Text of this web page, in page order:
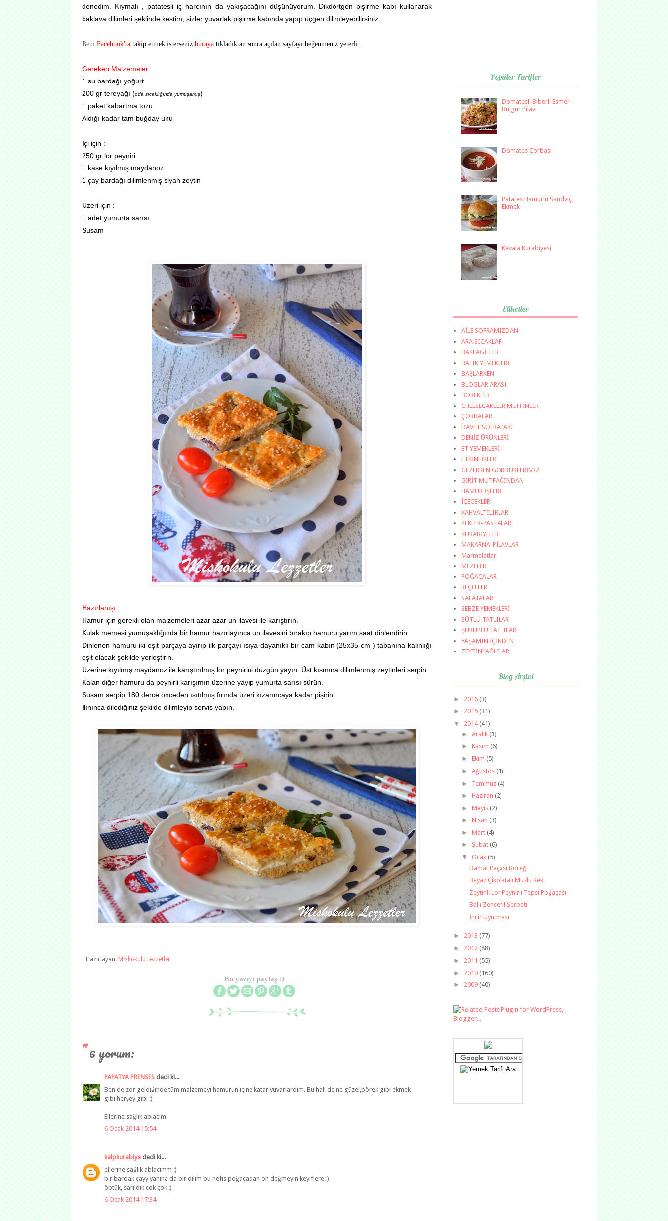
denedim. Kıymalı , patatesli iç harcının da yakışacağını düşünüyorum. Dikdörtgen pişirme kabı kullanarak
baklava dilimleri şeklinde kestim, sizler yuvarlak pişirme kabında yapıp üçgen dilimleyebilirsiniz.
Beni Facebook'ta takip etmek isterseniz buraya tıkladıktan sonra açılan sayfayı beğenmeniz yeterli...
Gereken Malzemeler:
1 su bardağı yoğurt
200 gr tereyağı (oda sıcaklığında yumuşamış)
1 paket kabartma tozu
Aldığı kadar tam buğday unu
İçi için :
250 gr lor peyniri
1 kase kıyılmış maydanoz
1 çay bardağı dilimlenmiş siyah zeytin
Üzeri için :
1 adet yumurta sarısı
Susam
Hazırlanışı :
Hamur için gerekli olan malzemeleri azar azar un ilavesi ile karıştırın.
Kulak memesi yumuşaklığında bir hamur hazırlayınca un ilavesini bırakıp hamuru yarım saat dinlendirin.
Dinlenen hamuru iki eşit parçaya ayırıp ilk parçayı ısıya dayanıklı bir cam kabın (25x35 cm ) tabanına kalınlığı
eşit olacak şekilde yerleştirin.
Üzerine kıyılmış maydanoz ile karıştırılmış lor peynirini düzgün yayın. Üst kısmına dilimlenmiş zeytinleri serpin.
Kalan diğer hamuru da peynirli karışımın üzerine yayıp yumurta sarısı sürün.
Susam serpip 180 derce önceden ısıtılmış fırında üzeri kızarıncaya kadar pişirin.
Ilınınca dilediğiniz şekilde dilimleyip servis yapın.
Hazırlayan: Miskokulu Lezzetler
Bu yazıyı paylaş :)
6 yorum:
PAPATYA PRENSES dedi ki...
Ben de zor geldiğinde tüm malzemeyi hamurun içine katar yuvarlardım. Bu hali de ne güzel,börek gibi ekmek
gibi herşey gibi :)
Ellerine sağlık ablacım.
6 Ocak 2014 15:54
kalpkurabiye dedi ki...
ellerine sağlık ablacımm :)
bir bardak çayy yanına da bir dilim bu nefis poğaçadan oh değmeyin keyiflere: )
öptük, sarıldık çok çok :)
6 Ocak 2014 17:34
Popüler Tarifler
Domatesli Biberli Esmer
Bulgur Pilavı
Domates Çorbası
Patates Hamurlu Sandviç
Ekmek
Kavala Kurabiyesi
Etiketler
AİLE SOFRAMIZDAN
ARA SICAKLAR
BAKLAGİLLER
BALIK YEMEKLERİ
BAŞLARKEN
BLOGLAR ARASI
BÖREKLER
CHEESECAKELER;MUFFİNLER
ÇORBALAR
DAVET SOFRALARI
DENİZ ÜRÜNLERİ
ET YEMEKLERİ
ETKİNLİKLER
GEZERKEN GÖRDÜKLERİMİZ
GİRİT MUTFAĞINDAN
HAMUR İŞLERİ
İÇECEKLER
KAHVALTILIKLAR
KEKLER-PASTALAR
KURABİYELER
MAKARNA-PİLAVLAR
Marmelatlar
MEZELER
POĞAÇALAR
REÇELLER
SALATALAR
SEBZE YEMEKLERİ
SÜTLÜ TATLILAR
ŞURUPLU TATLILAR
YAŞAMIN İÇİNDEN
ZEYTİNYAĞLILAR
Blog Arşivi
► 2016 (3)
► 2015 (31)
▼ 2014(41)
► Aralık (3)
► Kasım (6)
► Ekim (5)
► Ağustos (1)
► Temmuz (4)
► Haziran (2)
► Mayıs (2)
► Nisan (3)
► Mart (4)
► Şubat (6)
▼ Ocak (5)
Damat Paçası Böreği
Beyaz Çikolatalı Muzlu Kek
Zeytinli Lor Peynirli Tepsi Poğaçası
Ballı Zencefil Şerbeti
İncir Uyutması
► 2013 (77)
► 2012 (88)
► 2011 (55)
► 2010 (160)
► 2009 (40)